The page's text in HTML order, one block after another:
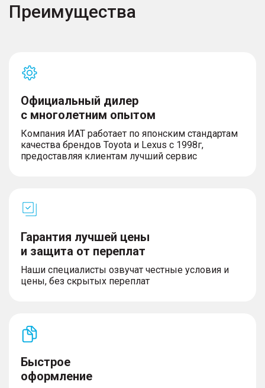
Преимущества
Официальный дилер
с многолетним опытом
Компания ИАТ работает по японским стандартам
качества брендов Toyota и Lexus с 1998г,
предоставляя клиентам лучший сервис
Гарантия лучшей цены
и защита от переплат
Наши специалисты озвучат честные условия и
цены, без скрытых переплат
Быстрое
оформление